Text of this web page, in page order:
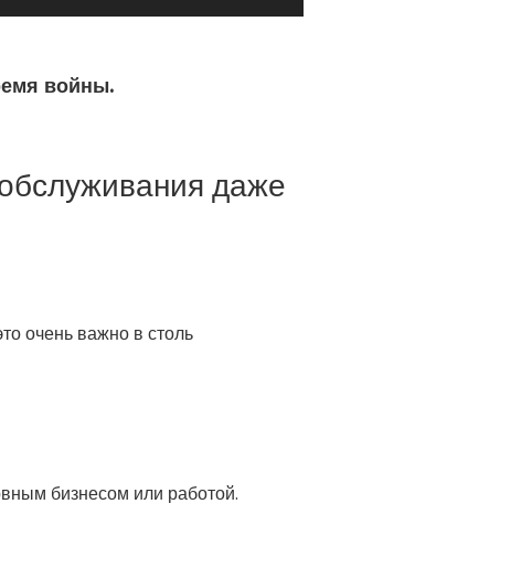
войны.
даже
очень важно в столь
бизнесом или работой.